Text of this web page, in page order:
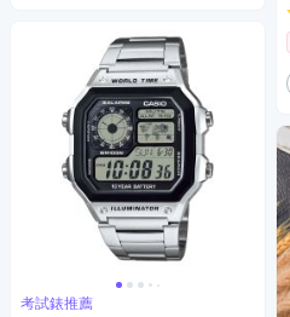
考試錶推薦